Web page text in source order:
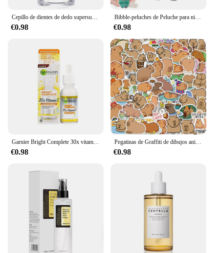
Cepillo de dientes de dedo supersuave para mascotas, herramienta de cuidado de dientes de sarro de mal aliento para perro y gato, limpieza de Silicagel, suministros para mascotas
€0.98
Bibble-peluches de Peluche para niños, muñecos de Peluche suaves de 2 piezas, 25cm, decoración de la habitación del hogar, regalo de cumpleaños
€0.98
Garnier Bright Complete 30x vitamina C niacinamida Booster suero blanqueamiento tono de piel esencia desvanecimiento acné marca productos de belleza 30ml
€0.98
Pegatinas de Graffiti de dibujos animados de animales de Capybara, 50 piezas, para teléfono, guitarra, portátil, cuaderno, Maleta, taza, impermeable, juguete para niños
€0.98